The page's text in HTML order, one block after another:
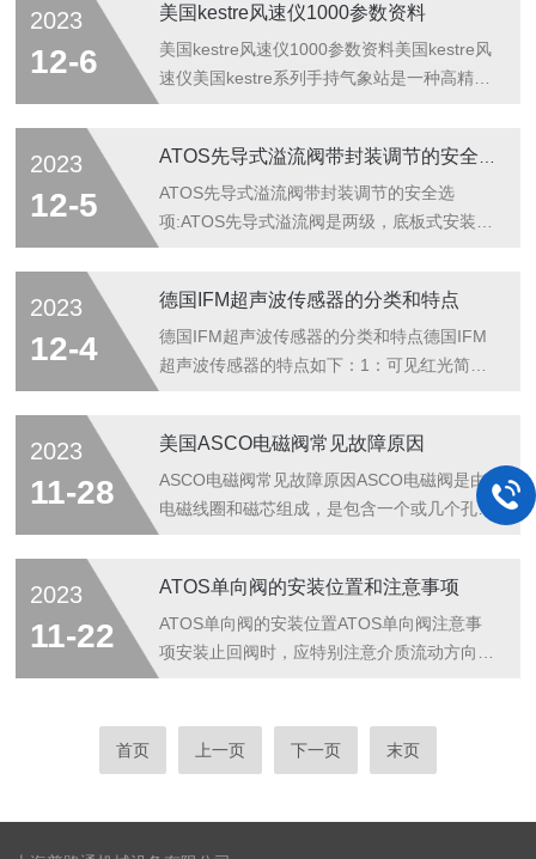
以及机床制造等领域都得到广泛应用。
HYDAC冷却器投用后,操作人员应定期对换热
器进行巡回检查,判断其是否运行正常。(1)
部类似“8”字形，两个齿轮装在里面，齿轮的
外径及两侧与壳体紧密配合。来自于挤出机的
物料在吸入口进入两个齿轮中间，并充满这一
装置，即像一个缸筒内的活塞，当一个齿进入
另一个齿的流体空间时，液体就被机械性地挤
排出来。因为液体是不可压缩的，所...
2023
12-6
美国kestre风速仪1000参数资料
美国kestre风速仪1000参数资料美国kestre风
速仪美国kestre系列手持气象站是一种高精
放在强化玻璃塑料支架上，安装简单，更换方
便。仪器体积小，可以装在口袋中，有一个
LCD显示器，几乎可以在任何地方进行测量。
秒、公里/小时、米/小时或英尺/分钟。仪器采
用防水防震设计，使用IP67材料外壳，防水深
度1米，跌落高...
2023
12-5
ATOS先导式溢流阀带封装调节的安全选
项:ATOS先导式溢流阀是两级，底板式安装-
准型号中，主阀2中的座阀芯D的先导压力是
由盖板4中的带保护帽的螺杆(3调节的。选择
手轮5调节代替螺杆调节可按要求提供。顺时
客户要求出厂预设压力等级，流量参考值见6]
节所示。对于这种选项的，P,Q极限值参见第
10...
2023
12-4
德国IFM超声波传感器的分类和特点
德国IFM超声波传感器的分类和特点德国IFM
超声波传感器的特点如下：1：可见红光简化
定.4：用于精确校准的系统安装配件.德国IFM
超声波传感器光电传感器：如果在自动化技术
中没有所谓的"人造眼”的光电传感器，那将会
论所检测的物体是什么样的材料，该传感器都
能正常运行。与接近开关相比，光电传感器具
备更大的检测范围。德国...
2023
11-28
美国ASCO电磁阀常见故障原因
ASCO电磁阀常见故障原因ASCO电磁阀是由
电磁线圈和磁芯组成，是包含一个或几个孔的
向的目的。电磁阀的电磁部件由固定铁芯、动
铁芯、线圈等部件组成;阀体部分由滑阀芯、
滑阀套、弹簧底座等组成。电磁线圈被直接安
磁阀有二位三通、二位四通、二位五通等。这
2023
11-22
ATOS单向阀的安装位置和注意事项
ATOS单向阀的安装位置ATOS单向阀注意事
项安装止回阀时，应特别注意介质流动方向，
阀应安装在水泵吸水管路的底端。止回阀关闭
或高压管路，故应引起止回阀选用者的高度注
意。止回阀只供防止各类管路或设备上流体介
首页 上一页 下一页 末页